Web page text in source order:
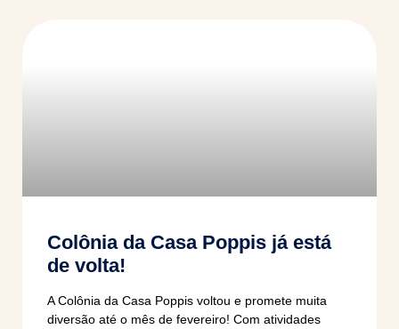
Colônia da Casa Poppis já está
de volta!
A Colônia da Casa Poppis voltou e promete muita
diversão até o mês de fevereiro! Com atividades